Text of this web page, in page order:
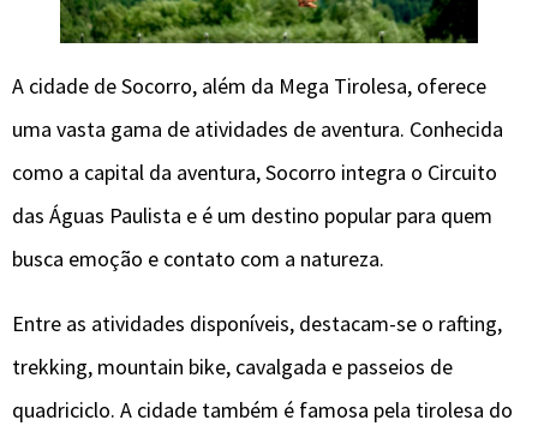
A cidade de Socorro, além da Mega Tirolesa, oferece
uma vasta gama de atividades de aventura. Conhecida
como a capital da aventura, Socorro integra o Circuito
das Águas Paulista e é um destino popular para quem
busca emoção e contato com a natureza.
Entre as atividades disponíveis, destacam-se o rafting,
trekking, mountain bike, cavalgada e passeios de
quadriciclo. A cidade também é famosa pela tirolesa do